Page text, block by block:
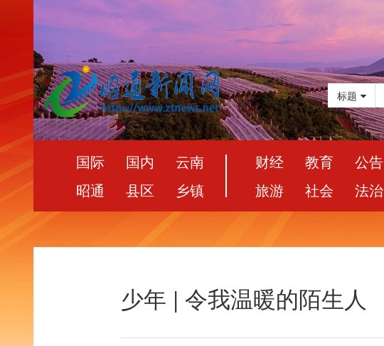
标题
国际 国内
云南
昭通
县区 乡镇
财经 教育
公告
旅游
社会 法治
少年 | 令我温暖的陌生人